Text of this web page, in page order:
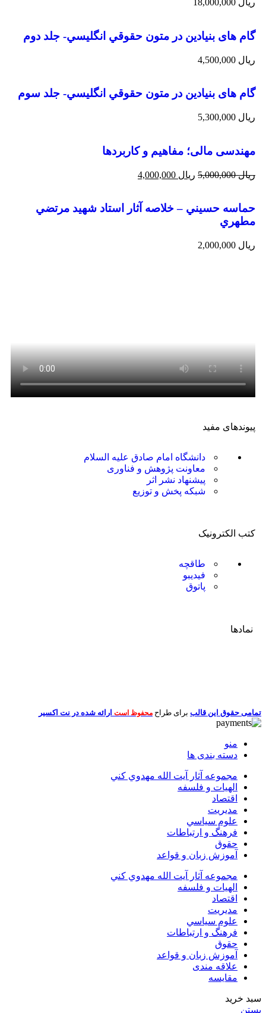
ریال
گام های بنیادین در متون حقوقي انگليسي- جلد دوم
ریال
گام های بنیادین در متون حقوقي انگليسي- جلد سوم
ریال
مهندسی مالی؛ مفاهیم و کاربردها
ریال5,000,000 ریال
حماسه حسيني – خلاصه آثار استاد شهيد مرتضي
مطهري
ریال
پیوندهای مفید
دانشگاه امام صادق علیه السلام
معاونت پژوهش و فناوری
پیشنهاد نشر اثر
شبکه پخش و توزیع
کتب الکترونیک
طاقچه
فیدیبو
پاتوق
نمادها
تمامی حقوق این قالب برای طراح محفوظ است ارائه شده در نت اکسیر
منو
دسته بندی ها
مجموعه آثار آيت الله مهدوي كني
الهیات و فلسفه
اقتصاد
مديريت
علوم سياسي
فرهنگ و ارتباطات
حقوق
آموزش زبان و قواعد
مجموعه آثار آيت الله مهدوي كني
الهیات و فلسفه
اقتصاد
مديريت
علوم سياسي
فرهنگ و ارتباطات
حقوق
آموزش زبان و قواعد
علاقه مندی
مقایسه
سبد خرید
بستن